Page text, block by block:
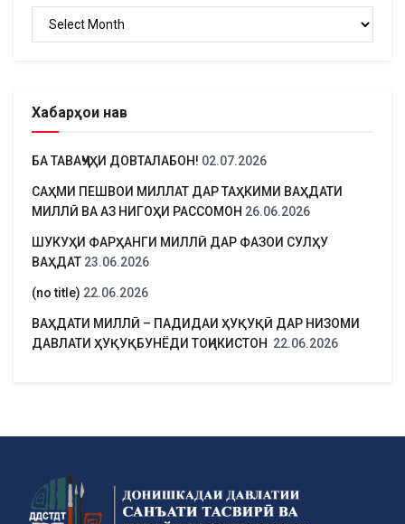
Хабарҳои нав
БА ТАВАҶҶУҲИ ДОВТАЛАБОН! 02.07.2026
САҲМИ ПЕШВОИ МИЛЛАТ ДАР ТАҲКИМИ ВАҲДАТИ
МИЛЛӢ ВА АЗ НИГОҲИ РАССОМОН 26.06.2026
ШУКУҲИ ФАРҲАНГИ МИЛЛӢ ДАР ФАЗОИ СУЛҲУ
ВАҲДАТ 23.06.2026
(no title) 22.06.2026
ВАҲДАТИ МИЛЛӢ – ПАДИДАИ ҲУҚУҚӢ ДАР НИЗОМИ
ДАВЛАТИ ҲУҚУҚБУНЁДИ ТОҶИКИСТОН 22.06.2026